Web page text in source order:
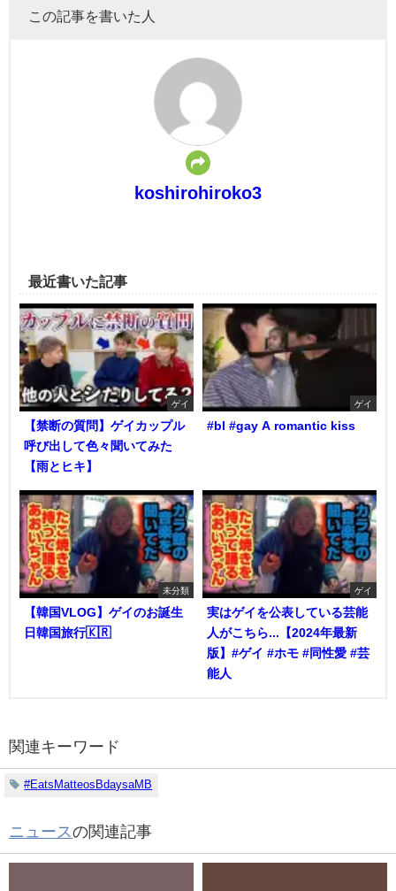
この記事を書いた人
koshirohiroko3
最近書いた記事
ゲイ
【禁断の質問】ゲイカップル
呼び出して色々聞いてみた
【雨とヒキ】
ゲイ
#bl #gay A romantic kiss
未分類
【韓国VLOG】ゲイのお誕生
日韓国旅行🇰🇷
ゲイ
実はゲイを公表している芸能
人がこちら...【2024年最新
版】#ゲイ #ホモ #同性愛 #芸
能人
関連キーワード
#EatsMatteosBdaysaMB
ニュースの関連記事